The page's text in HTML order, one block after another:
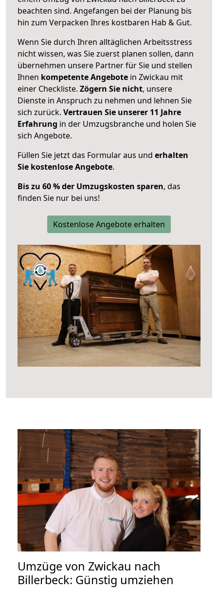
beachten sind. Angefangen bei der Planung bis
hin zum Verpacken Ihres kostbaren Hab & Gut.
Wenn Sie durch Ihren alltäglichen Arbeitsstress
nicht wissen, was Sie zuerst planen sollen, dann
übernehmen unsere Partner für Sie und stellen
Ihnen kompetente Angebote in Zwickau mit
einer Checkliste. Zögern Sie nicht, unsere
Dienste in Anspruch zu nehmen und lehnen Sie
sich zurück. Vertrauen Sie unserer 11 Jahre
Erfahrung in der Umzugsbranche und holen Sie
sich Angebote.
Füllen Sie jetzt das Formular aus und erhalten
Sie kostenlose Angebote.
Bis zu 60 % der Umzugskosten sparen, das
finden Sie nur bei uns!
Kostenlose Angebote erhalten
Umzüge von Zwickau nach
Billerbeck: Günstig umziehen